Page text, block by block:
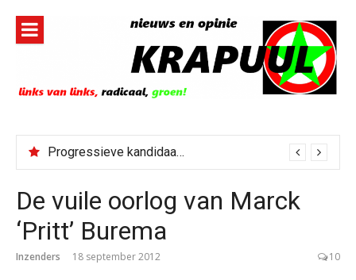
inhoud
Progressieve kandidaat El-Sayed senaatskandidaat Michigan
De vuile oorlog van Marck
‘Pritt’ Burema
Inzenders 18 september 2012 10